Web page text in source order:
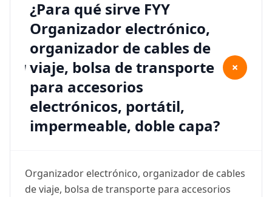
¿Para qué sirve FYY
Organizador electrónico,
organizador de cables de
viaje, bolsa de transporte
para accesorios
electrónicos, portátil,
impermeable, doble capa?
+
Organizador electrónico, organizador de cables
de viaje, bolsa de transporte para accesorios